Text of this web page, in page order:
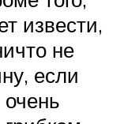
извести,
не
если
очень